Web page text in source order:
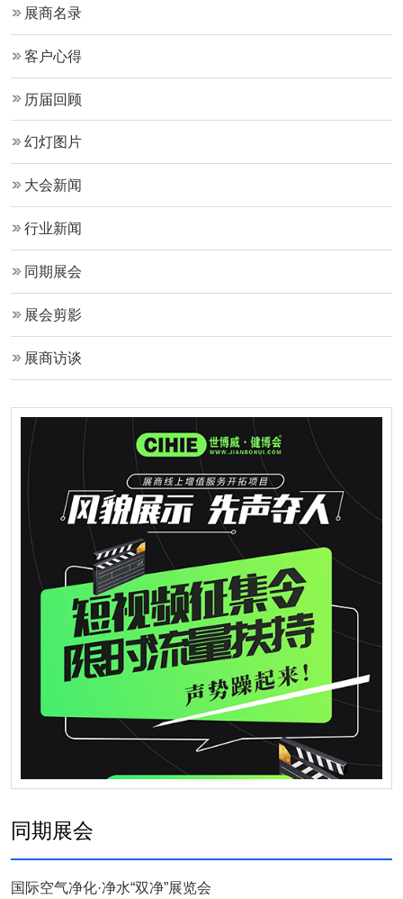
展商名录
客户心得
历届回顾
幻灯图片
大会新闻
行业新闻
同期展会
展会剪影
展商访谈
同期展会
国际空气净化·净水“双净”展览会